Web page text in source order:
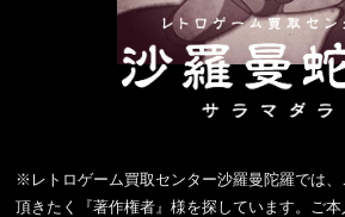
※レトロゲーム買取センター沙羅曼陀羅では
頂きたく『著作権者』様を探しています。ご